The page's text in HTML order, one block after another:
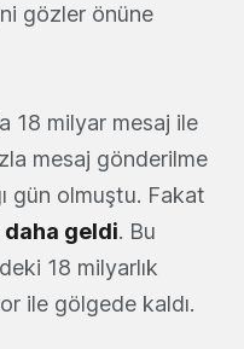
gözler önüne
18 milyar mesaj ile
mesaj gönderilme
gün olmuştu. Fakat
daha geldi. Bu
18 milyarlık
ile gölgede kaldı.